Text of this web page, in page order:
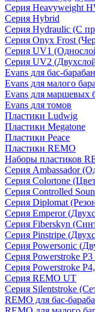
Серия Heavyweight
Серия Hybrid
Серия Hydraulic (С
Серия Onyx Frost
Серия UV1
Серия UV2
Evans для бас-
Evans для малого
Evans для маршевых
Evans для томов
Пластики Ludwig
Пластики Megatone
Пластики Peace
Пластики REMO
Наборы пластиков
Серия Ambassador
Серия Colortone
Серия Controlled
Серия Diplomat
Серия Emperor
Серия Fiberskyn
Серия Pinstripe
Серия Powersonic
Серия Powerstroke
Серия Powerstroke
Серия REMO UT
Серия Silentstroke
REMO для бас-